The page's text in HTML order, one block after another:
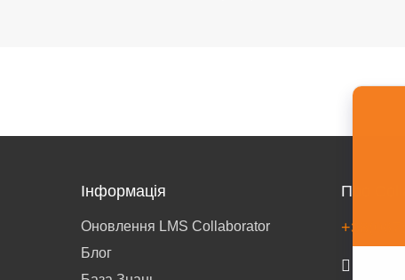
Інформація
Оновлення LMS Collaborator
Блог
Про